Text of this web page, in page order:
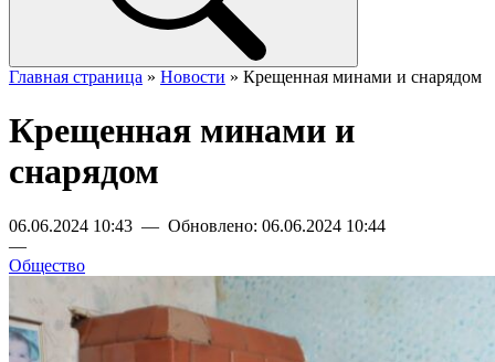
Главная страница » Новости » Крещенная минами и снарядом
Крещенная минами и
снарядом
06.06.2024 10:43 — Обновлено: 06.06.2024 10:44
—
Общество